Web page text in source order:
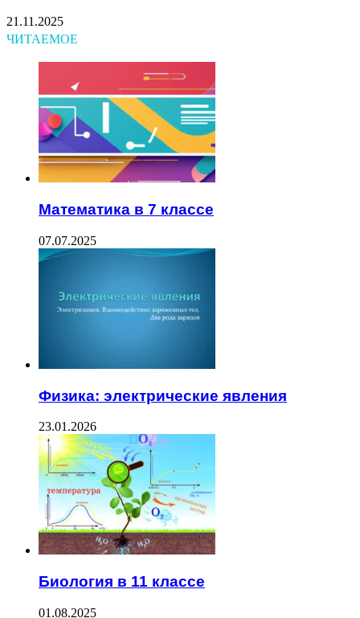
21.11.2025
ЧИТАЕМОЕ
Математика в 7 классе
07.07.2025
Физика: электрические явления
23.01.2026
Биология в 11 классе
01.08.2025